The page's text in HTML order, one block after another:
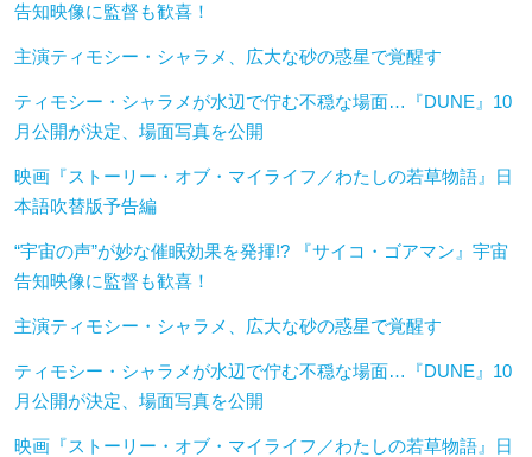
告知映像に監督も歓喜！
主演ティモシー・シャラメ、広大な砂の惑星で覚醒す
ティモシー・シャラメが水辺で佇む不穏な場面…『DUNE』10
月公開が決定、場面写真を公開
映画『ストーリー・オブ・マイライフ／わたしの若草物語』日
本語吹替版予告編
“宇宙の声”が妙な催眠効果を発揮!? 『サイコ・ゴアマン』宇宙
告知映像に監督も歓喜！
主演ティモシー・シャラメ、広大な砂の惑星で覚醒す
ティモシー・シャラメが水辺で佇む不穏な場面…『DUNE』10
月公開が決定、場面写真を公開
映画『ストーリー・オブ・マイライフ／わたしの若草物語』日